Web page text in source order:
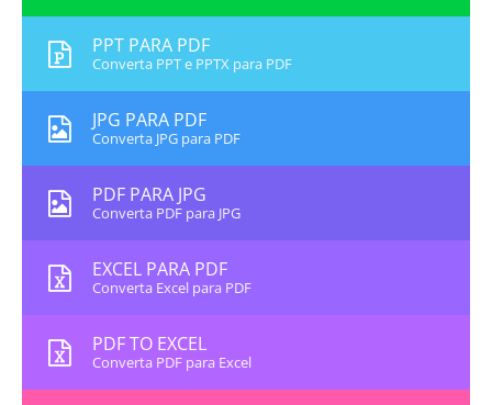
PPT PARA PDF
Converta PPT e PPTX para PDF
JPG PARA PDF
Converta JPG para PDF
PDF PARA JPG
Converta PDF para JPG
EXCEL PARA PDF
Converta Excel para PDF
PDF TO EXCEL
Converta PDF para Excel